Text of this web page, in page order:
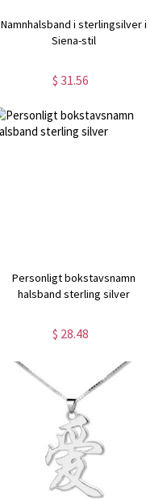
Namnhalsband i sterlingsilver i
Siena-stil
$ 31.56
Personligt bokstavsnamn
halsband sterling silver
$ 28.48